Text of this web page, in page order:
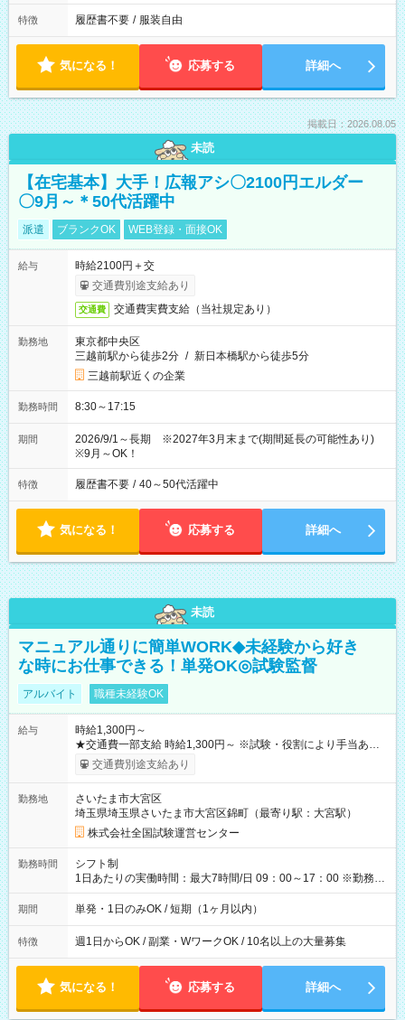
特徴 履歴書不要 / 服装自由
気になる！ 応募する 詳細へ
掲載日：2026.08.05
未読
【在宅基本】大手！広報アシ〇2100円エルダー
〇9月～＊50代活躍中
派遣 ブランクOK WEB登録・面接OK
給与
時給2100円＋交
交通費別途支給あり
交通費 交通費実費支給（当社規定あり）
勤務地
東京都中央区
三越前駅から徒歩2分 / 新日本橋駅から徒歩5分
三越前駅近くの企業
勤務時間 8:30～17:15
期間
2026/9/1～長期 ※2027年3月末まで(期間延長の可能性あり)
※9月～OK！
特徴 履歴書不要 / 40～50代活躍中
気になる！ 応募する 詳細へ
未読
マニュアル通りに簡単WORK◆未経験から好き
な時にお仕事できる！単発OK◎試験監督
アルバイト 職種未経験OK
給与
時給1,300円～
★交通費一部支給 時給1,300円～ ※試験・役割により手当あり
※勤務回数により昇給あり 【即給（前払い）オプションあ
り！】 希望される場合、勤務から1週間ほどで給与の一部を受け
例】 ・河合塾模擬試験 8:30～17:30（休憩1時間） 時給1,300円
×8時間＝日収10,400円＋交通費 ※当日の役割により時給＋100
円の場合あり ・国家試験 7:00～13:30（休憩なし） 時給1,300
円（役割手当＋100円）×6時間＝日収8,400円＋交通費 【試用期
間】試用期間なし
交通費別途支給あり
勤務地
さいたま市大宮区
埼玉県埼玉県さいたま市大宮区錦町（最寄り駅：大宮駅）
株式会社全国試験運営センター
勤務時間
シフト制
1日あたりの実働時間：最大7時間/日 09：00～17：00 ※勤務時
間は 試験により異なります。
期間 単発・1日のみOK / 短期（1ヶ月以内）
特徴 週1日からOK / 副業・WワークOK / 10名以上の大量募集
気になる！ 応募する 詳細へ